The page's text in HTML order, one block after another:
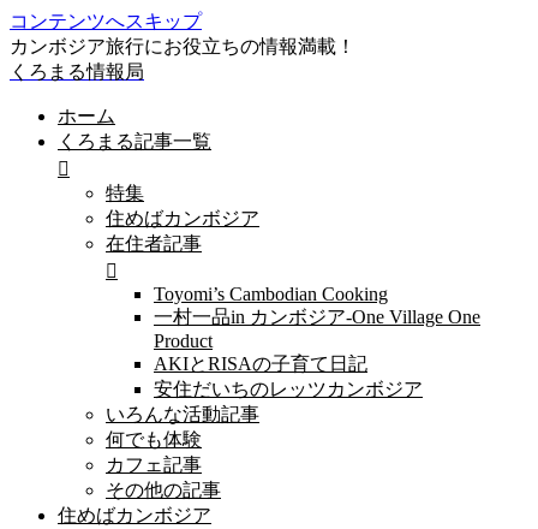
コンテンツへスキップ
カンボジア旅行にお役立ちの情報満載！
くろまる情報局
ホーム
くろまる記事一覧
特集
住めばカンボジア
在住者記事
Toyomi’s Cambodian Cooking
一村一品in カンボジア-One Village One
Product
AKIとRISAの子育て日記
安住だいちのレッツカンボジア
いろんな活動記事
何でも体験
カフェ記事
その他の記事
住めばカンボジア